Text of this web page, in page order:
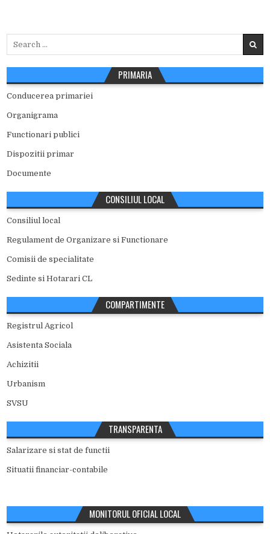
PRIMARIA
Conducerea primariei
Organigrama
Functionari publici
Dispozitii primar
Documente
CONSILIUL LOCAL
Consiliul local
Regulament de Organizare si Functionare
Comisii de specialitate
Sedinte si Hotarari CL
COMPARTIMENTE
Registrul Agricol
Asistenta Sociala
Achizitii
Urbanism
SVSU
TRANSPARENTA
Salarizare si stat de functii
Situatii financiar-contabile
MONITORUL OFICIAL LOCAL